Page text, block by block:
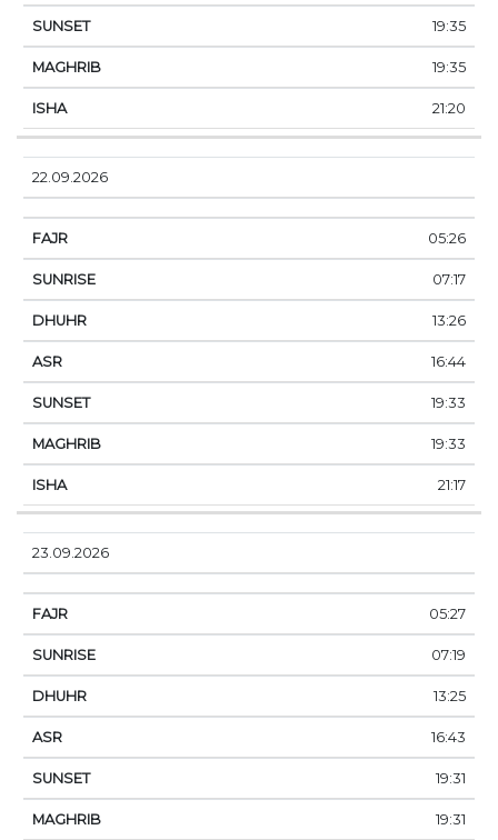
19:35
19:35
21:20
22.09.2026
05:26
07:17
13:26
16:44
19:33
19:33
21:17
23.09.2026
05:27
07:19
13:25
16:43
19:31
19:31